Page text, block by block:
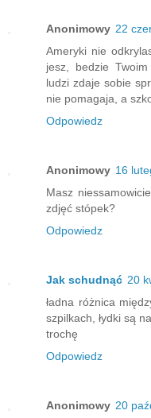
Anonimowy 22
Ameryki nie
jesz, bedzie
ludzi zdaje sobie
nie pomagaja, a
Odpowiedz
Anonimowy 16
Masz
zdjęć stópek?
Odpowiedz
Jak schudnąć 20
ładna różnica
szpilkach, łydki są
trochę
Odpowiedz
Anonimowy 20